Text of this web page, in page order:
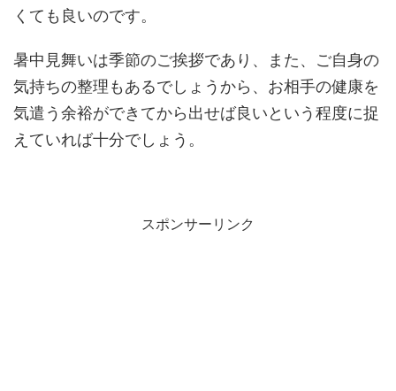
くても良いのです。
暑中見舞いは季節のご挨拶であり、また、ご自身の
気持ちの整理もあるでしょうから、お相手の健康を
気遣う余裕ができてから出せば良いという程度に捉
えていれば十分でしょう。
スポンサーリンク